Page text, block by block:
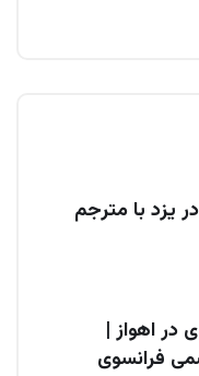
یزد با مترجم
در اهواز |
فرانسوی